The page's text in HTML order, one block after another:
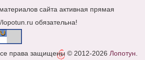
сайта активная прямая
обязательна!
права защищены © 2012-2026 Лопотун